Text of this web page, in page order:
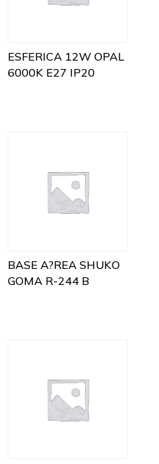
ESFERICA 12W OPAL
6000K E27 IP20
BASE A?REA SHUKO
GOMA R-244 B